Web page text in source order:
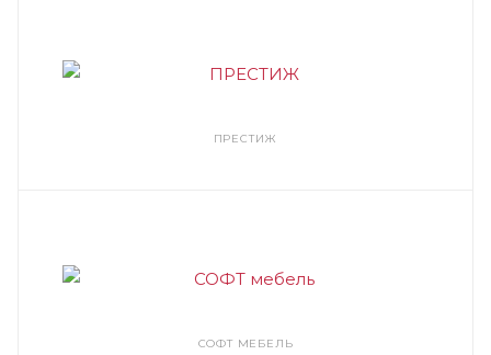
ПРЕСТИЖ
СОФТ МЕБЕЛЬ